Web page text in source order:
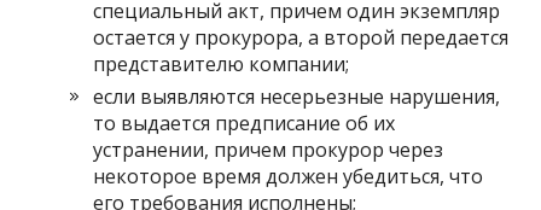
специальный акт, причем один экземпляр
остается у прокурора, а второй передается
представителю компании;
если выявляются несерьезные нарушения,
то выдается предписание об их
устранении, причем прокурор через
некоторое время должен убедиться, что
его требования исполнены;